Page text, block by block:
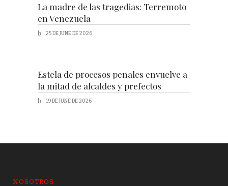
La madre de las tragedias: Terremoto
en Venezuela
25 DE JUNE DE 2026
Estela de procesos penales envuelve a
la mitad de alcaldes y prefectos
19 DE JUNE DE 2026
NOSOTROS